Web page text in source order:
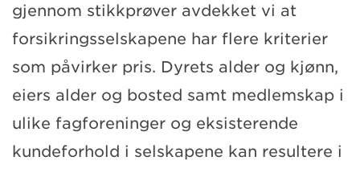
gjennom stikkprøver avdekket vi at
forsikringsselskapene har flere kriterier
som påvirker pris. Dyrets alder og kjønn,
eiers alder og bosted samt medlemskap i
ulike fagforeninger og eksisterende
kundeforhold i selskapene kan resultere i